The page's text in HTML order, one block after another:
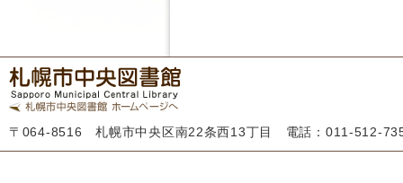
〒064-8516 札幌市中央区南22条西13丁目 電話：011-512-